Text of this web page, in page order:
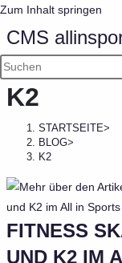
Zum Inhalt springen
CMS
K2
STARTSEITE>
BLOG>
K2
FITNESS
UND K2 IM